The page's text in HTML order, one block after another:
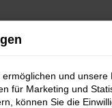
und unsere
für Marketing und
können Sie die